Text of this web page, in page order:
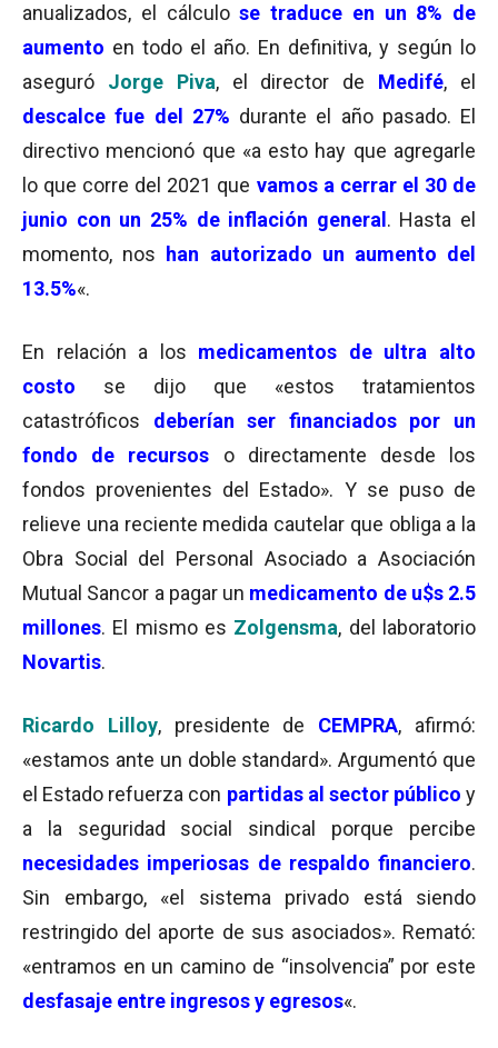
anualizados, el cálculose traduce en un 8% de
aumento en todo el año. En definitiva, y según lo
aseguró Jorge Piva, el director de Medifé, el
descalce fue del 27% durante el año pasado. El
directivo mencionó que «a esto hay que agregarle
lo que corre del 2021 que vamos a cerrar el 30 de
junio con un 25% de inflación general . Hasta el
momento, nos
han autorizado un aumento del
13.5%«.
En relación a los medicamentos de ultra alto
costo se dijo que «estos tratamientos
catastróficos deberían ser financiados por un
fondo de recursos
o directamente desde los
fondos provenientes del Estado». Y se puso de
relieve una reciente medida cautelar que obliga a la
Obra Social del Personal Asociado a Asociación
Mutual Sancor a pagar un medicamento de u$s 2.5
millones. El mismo es Zolgensma, del laboratorio
Novartis.
Ricardo Lilloy, presidente de CEMPRA, afirmó:
«estamos ante un doble standard». Argumentó que
el Estado refuerza con partidas al sector público y
a la seguridad social sindical porque percibe
necesidades imperiosas de respaldo financiero.
Sin embargo, «el sistema privado está siendo
restringido del aporte de sus asociados». Remató:
«entramos en un camino de “insolvencia” por este
desfasaje entre ingresos y egresos«.